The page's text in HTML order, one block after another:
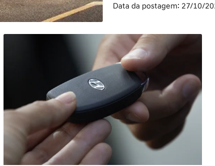
Data da postagem: 27/10/